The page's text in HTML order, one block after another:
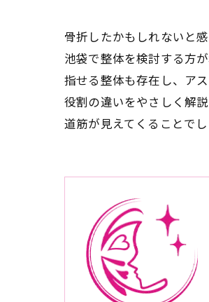
骨折したかもしれないと
池袋で整体を検討する方
指せる整体も存在し、ア
役割の違いをやさしく解
道筋が見えてくることでし